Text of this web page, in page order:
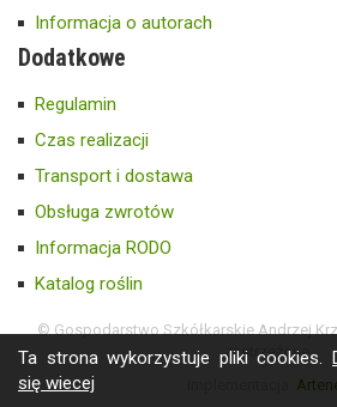
Informacja o autorach
Dodatkowe
Regulamin
Czas realizacji
Transport i dostawa
Obsługa zwrotów
Informacja RODO
Katalog roślin
© Gospodarstwo Szkółkarskie Andrzej
zastrzeżone.
Ta strona wykorzystuje pliki cookies.
się wiecej